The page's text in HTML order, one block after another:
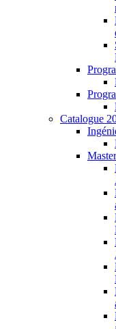
Catalogue
Master